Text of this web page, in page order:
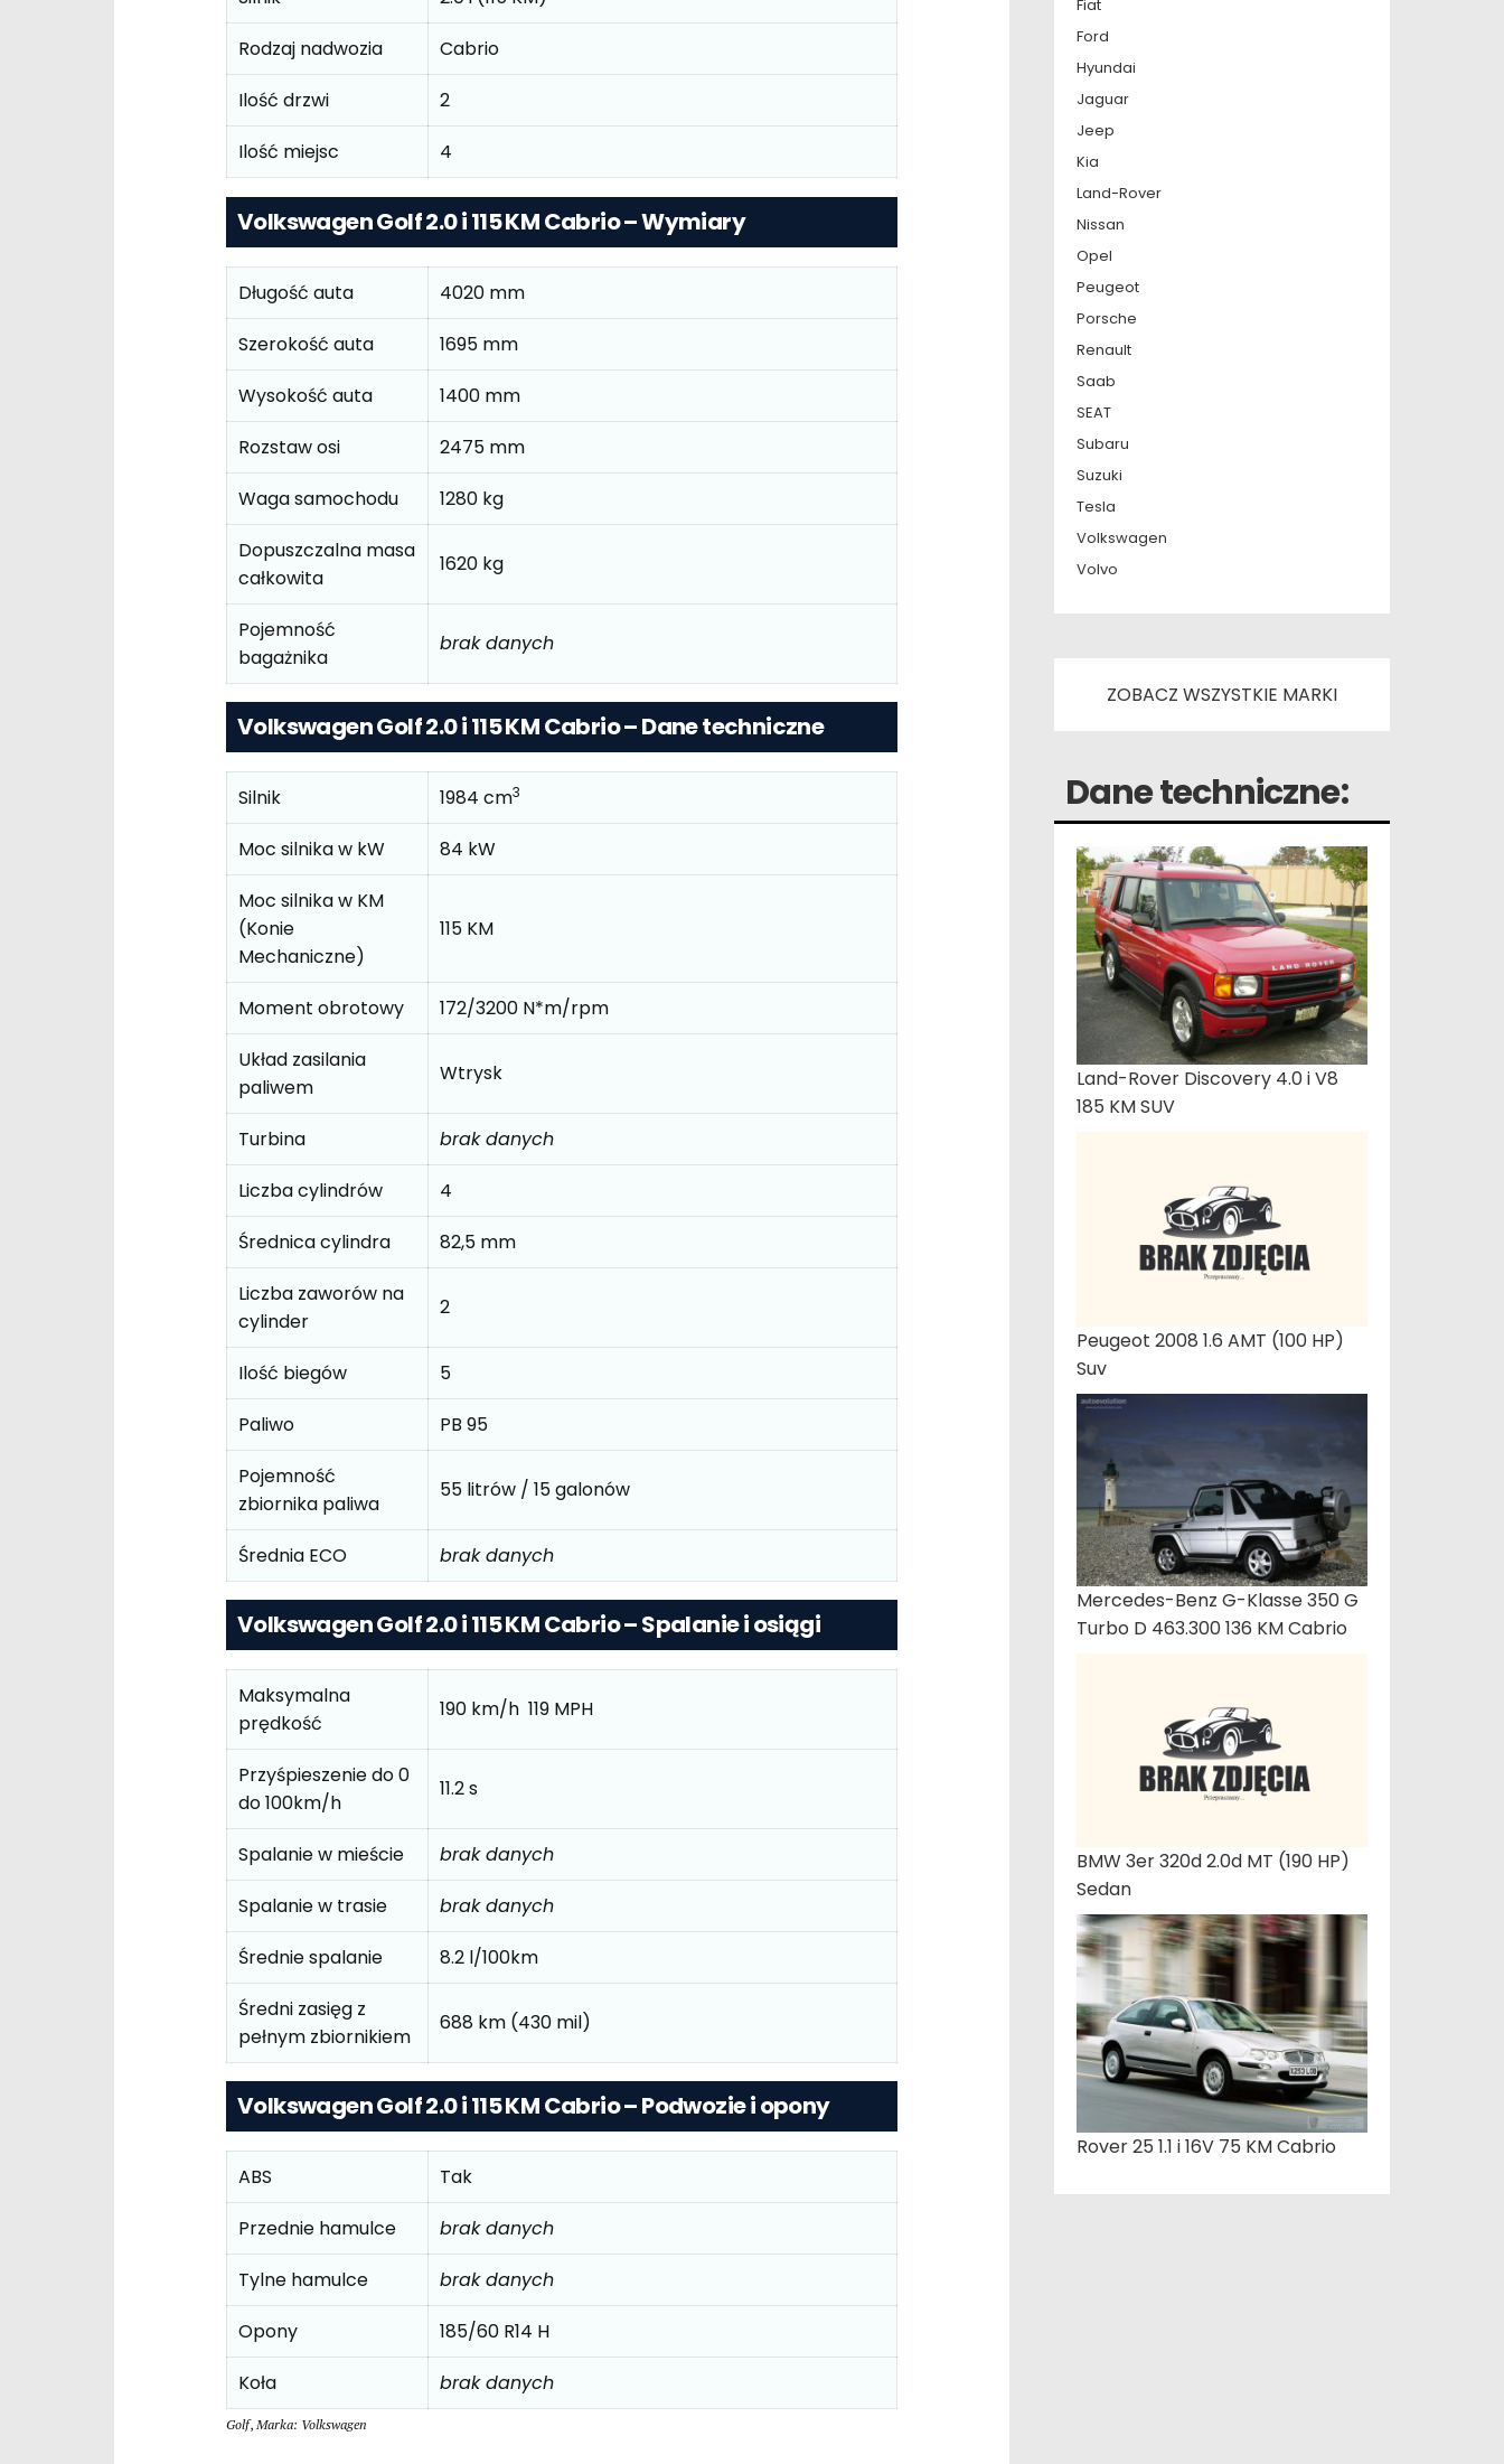
Rodzaj nadwozia
Cabrio
Ilość drzwi
2
Ilość miejsc
4
Volkswagen Golf 2.0 i 115 KM Cabrio – Wymiary
Długość auta
4020 mm
Szerokość auta
1695 mm
Wysokość auta
1400 mm
Rozstaw osi
2475 mm
Waga samochodu
1280 kg
Dopuszczalna masa
całkowita
1620 kg
Pojemność
bagażnika
brak danych
Volkswagen Golf 2.0 i 115 KM Cabrio – Dane techniczne
Silnik 1984 cm3
Moc silnika w kW
84 kW
Moc silnika w KM
(Konie
Mechaniczne)
115 KM
Moment obrotowy
172/3200 N*m/rpm
Układ zasilania
paliwem
Wtrysk
Turbina
brak danych
Liczba cylindrów
4
Średnica cylindra
82,5 mm
Liczba zaworów na
cylinder
2
Ilość biegów
5
Paliwo
PB 95
Pojemność
zbiornika paliwa
55 litrów / 15 galonów
Średnia ECO brak danych
Volkswagen Golf 2.0 i 115 KM Cabrio – Spalanie i osiągi
Maksymalna
prędkość
190 km/h 119 MPH
Przyśpieszenie do 0
do 100km/h
11.2 s
Spalanie w mieście
brak danych
Spalanie w trasie
brak danych
Średnie spalanie
8.2 l/100km
Średni zasięg z
pełnym zbiornikiem
688 km (430 mil)
Volkswagen Golf 2.0 i 115 KM Cabrio – Podwozie i opony
ABS
Tak
Przednie hamulce
brak danych
Tylne hamulce
brak danych
Opony
185/60 R14 H
Koła
brak danych
Golf, Marka: Volkswagen
Fiat
Ford
Hyundai
Jaguar
Jeep
Kia
Land-Rover
Nissan
Opel
Peugeot
Porsche
Renault
Saab
SEAT
Subaru
Suzuki
Tesla
Volkswagen
Volvo
ZOBACZ WSZYSTKIE MARKI
Dane techniczne:
Land-Rover Discovery 4.0 i V8
185 KM SUV
Peugeot 2008 1.6 AMT (100 HP)
Suv
Mercedes-Benz G-Klasse 350 G
Turbo D 463.300 136 KM Cabrio
BMW 3er 320d 2.0d MT (190 HP)
Sedan
Rover 25 1.1 i 16V 75 KM Cabrio